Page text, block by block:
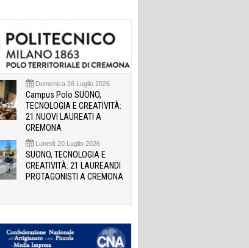
Domenica 26 Luglio 2026
Campus Polo SUONO,
TECNOLOGIA E CREATIVITÀ:
21 NUOVI LAUREATI A
CREMONA
Lunedì 20 Luglio 2026
SUONO, TECNOLOGIA E
CREATIVITÀ: 21 LAUREANDI
PROTAGONISTI A CREMONA